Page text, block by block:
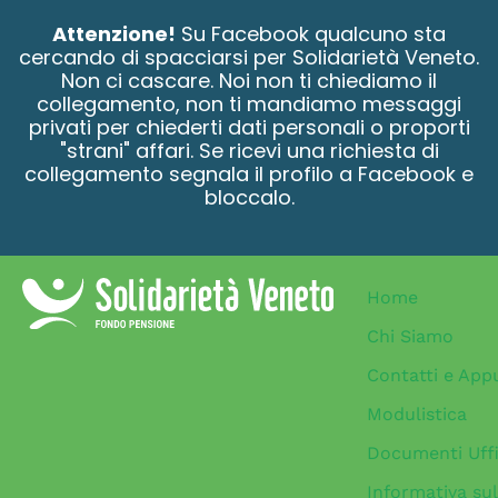
Attenzione! Su Facebook qualcuno sta
cercando di spacciarsi per Solidarietà Veneto.
Non ci cascare. Noi non ti chiediamo il
collegamento, non ti mandiamo messaggi
privati per chiederti dati personali o proporti
"strani" affari. Se ricevi una richiesta di
collegamento segnala il profilo a Facebook e
bloccalo.
Home
Chi Siamo
Contatti e
Modulistica
Documenti
Informativa